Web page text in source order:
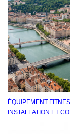
ÉQUIPEMENT
INSTALLATION ET